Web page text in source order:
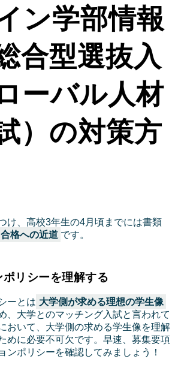
ン学部情報
合型選抜入
ーバル人材
）の対策方
け、高校3年生の4月頃までには書類
合格への近道 です。
リシーを理解する
ーとは 大学側が求める理想の学生像
、大学とのマッチング入試と言われて
おいて、大学側の求める学生像を理解
めに必要不可欠です。早速、募集要項
ンポリシーを確認してみましょう！